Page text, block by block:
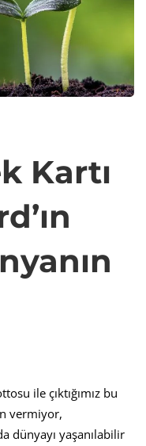
Kartı
ile çıktığımız bu
vermiyor,
dünyayı yaşanılabilir